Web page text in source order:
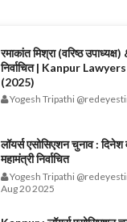
रमाकांत मिश्रा (वरिष्ठ
निर्वाचित | Kanpur
(2025)
Yogesh Tripathi
लॉयर्स एसोसिएशन चुनाव : दिनेश
महामंत्री निर्वाचित
Yogesh Tripathi
Aug 20 2025